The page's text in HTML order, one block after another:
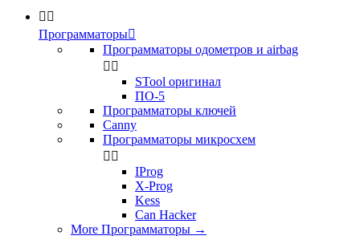
 
Программаторы
Программаторы одометров и airbag
 
STool оригинал
ПО-5
Программаторы ключей
Canny
Программаторы микросхем
 
IProg
X-Prog
Kess
Can Hacker
More Программаторы →